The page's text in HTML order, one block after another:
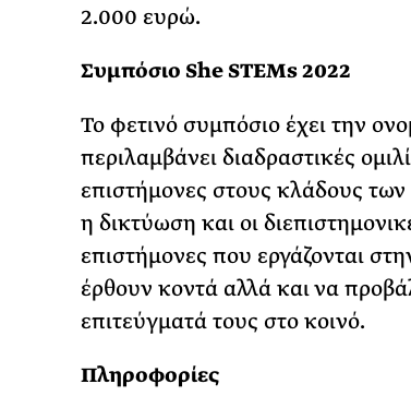
2.000 ευρώ.
Συμπόσιο She STEMs 2022
Το φετινό συμπόσιο έχει την
περιλαμβάνει διαδραστικές
επιστήμονες στους κλάδους των
η δικτύωση και οι
επιστήμονες που εργάζονται
έρθουν κοντά αλλά και να
επιτεύγματά τους στο κοινό.
Πληροφορίες